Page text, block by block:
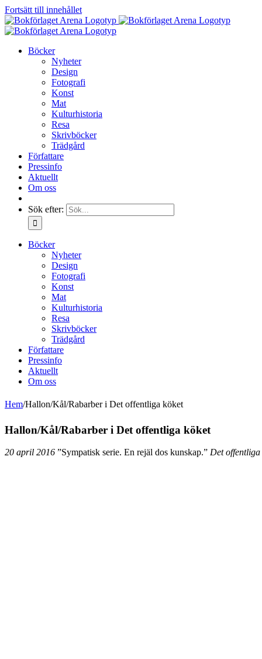
Fortsätt till innehållet
Böcker
Nyheter
Design
Fotografi
Konst
Mat
Kulturhistoria
Resa
Skrivböcker
Trädgård
Författare
Pressinfo
Aktuellt
Om oss
Sök efter:
Böcker
Nyheter
Design
Fotografi
Konst
Mat
Kulturhistoria
Resa
Skrivböcker
Trädgård
Författare
Pressinfo
Aktuellt
Om oss
Hem/Hallon/Kål/Rabarber i Det offentliga köket
Hallon/Kål/Rabarber i Det offentliga köket
20 april 2016 ”Sympatisk serie. En rejäl dos kunskap.” Det offentliga